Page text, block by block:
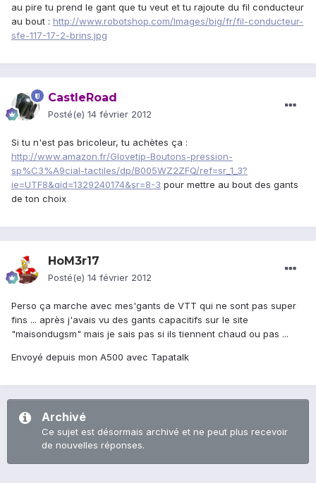
au pire tu prend le gant que tu veut et tu rajoute du fil conducteur
au bout : http://www.robotshop.com/Images/big/fr/fil-conducteur-
sfe-117-17-2-brins.jpg
CastleRoad
Posté(e) 14 février 2012
Si tu n'est pas bricoleur, tu achètes ça :
http://www.amazon.fr/Glovetip-Boutons-pression-
sp%C3%A9cial-tactiles/dp/B005WZ2ZFQ/ref=sr_1_3?
ie=UTF8&qid=1329240174&sr=8-3 pour mettre au bout des gants
de ton choix
HoM3r17
Posté(e) 14 février 2012
Perso ça marche avec mes'gants de VTT qui ne sont pas super
fins ... après j'avais vu des gants capacitifs sur le site
"maisondugsm" mais je sais pas si ils tiennent chaud ou pas ...
Envoyé depuis mon A500 avec Tapatalk
Archivé
Ce sujet est désormais archivé et ne peut plus recevoir
de nouvelles réponses.